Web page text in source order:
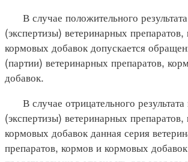
В случае положительного
(экспертизы) ветеринарных
кормовых добавок допускается
(партии) ветеринарных препаратов,
добавок.
В случае отрицательного результата
(экспертизы) ветеринарных
кормовых добавок данная серия
препаратов, кормов и кормовых